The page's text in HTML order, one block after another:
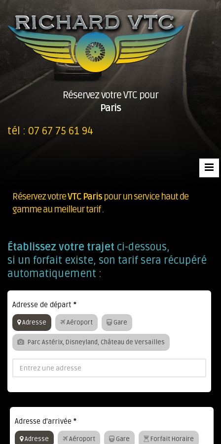
Réservez votre VTC pour
Paris
tél : 07 67 75 61 94
Réservez votreVTC Paris pour un service haut de
gamme au meilleur tarif .
Établissez votre trajet ci-dessous,
si un forfait existe, son tarif sera récupéré
automatiquement :
Adresse de départ *
Adresse Aéroport Gare
Parc Astérix, Disneyland, Château de Versailles
Adresse d'arrivée *
Adresse Aéroport Gare Forfait Horaire